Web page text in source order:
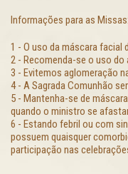
Informações para as Missas:
1 - O uso da máscara facial
2 - Recomenda-se o uso
3 - Evitemos aglomeração
4 - A Sagrada Comunhão
5 - Mantenha-se de
quando o ministro se
6 - Estando febril ou com
possuem quaisquer
participação nas